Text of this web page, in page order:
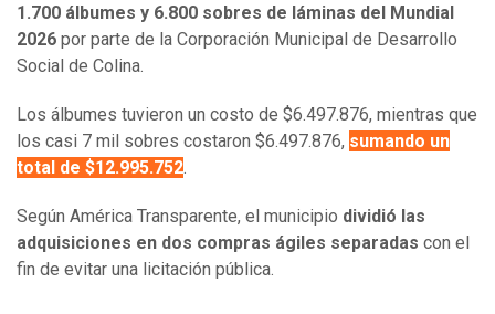
1.700 álbumes y 6.800 sobres de láminas del Mundial
2026 por parte de la Corporación Municipal de Desarrollo
Social de Colina.
Los álbumes tuvieron un costo de $6.497.876, mientras que
los casi 7 mil sobres costaron $6.497.876, sumando un
total de $12.995.752.
Según América Transparente, el municipio dividió las
adquisiciones en dos compras ágiles separadas con el
fin de evitar una licitación pública.